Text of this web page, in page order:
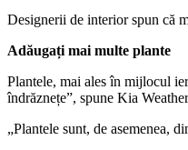
Designerii de interior spun că
Adăugați mai multe plante
Plantele, mai ales în mijlocul
îndrăznețe”, spune Kia
„Plantele sunt, de asemenea,